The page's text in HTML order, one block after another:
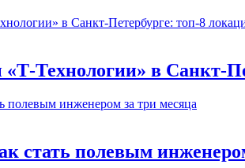
Технологии» в Санкт-
стать полевым